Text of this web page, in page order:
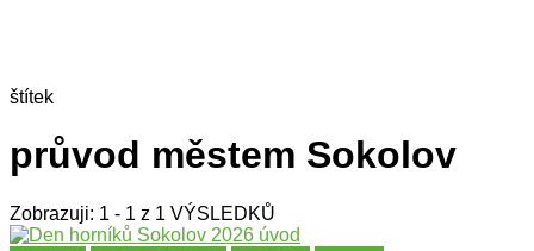
štítek
průvod městem Sokolov
Zobrazuji: 1 - 1 z 1 VÝSLEDKŮ